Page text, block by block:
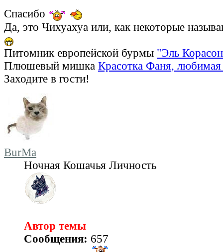
Спасибо
Да, это Чихуахуа или, как некоторые
Питомник европейской бурмы "Эль
Плюшевый мишка Красотка Фаня, любимая
Заходите в гости!
BurMa
Ночная Кошачья Личность
Автор темы
Сообщения: 657